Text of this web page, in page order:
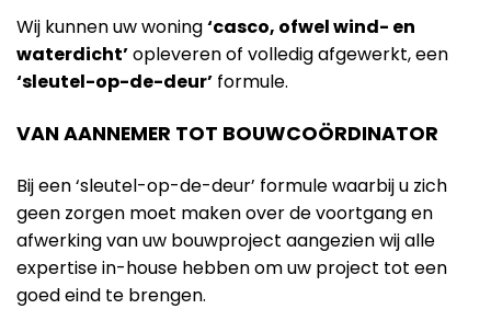
Wij kunnen uw woning‘casco, ofwel wind- en
waterdicht’opleveren of volledig afgewerkt, een
‘sleutel-op-de-deur’ formule.
VAN AANNEMER TOT BOUWCOÖRDINATOR
Bij een ‘sleutel-op-de-deur’ formule waarbij u zich
geen zorgen moet maken over de voortgang en
afwerking van uw bouwproject aangezien wij alle
expertise in-house hebben om uw project tot een
goed eind te brengen.